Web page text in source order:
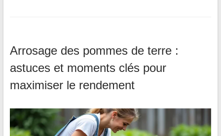
Arrosage des pommes de terre :
astuces et moments clés pour
maximiser le rendement